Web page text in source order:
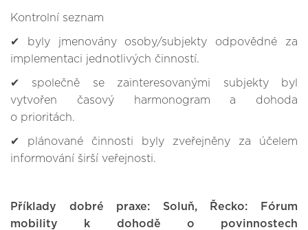
Kontrolní seznam
✔ byly jmenovány osoby/subjekty odpovědné za
implementaci jednotlivých činností.
✔ společně se zainteresovanými subjekty byl
vytvořen časový harmonogram a dohoda
o prioritách.
✔ plánované činnosti byly zveřejněny za účelem
informování širší veřejnosti.
Příklady dobré praxe: Soluň, Řecko: Fórum
mobility k dohodě o povinnostech